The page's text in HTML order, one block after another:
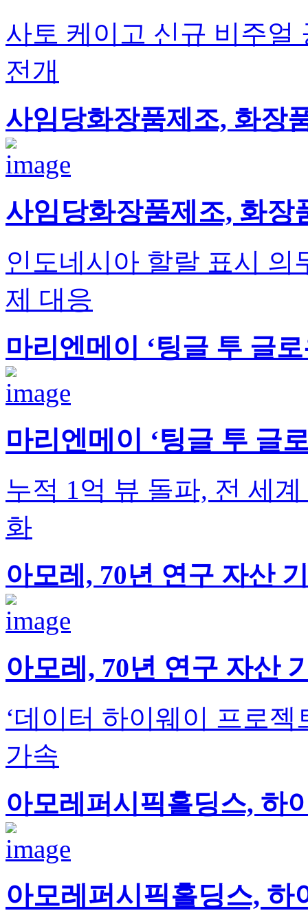
사토 케이고 신규 비주얼
전개
사임당화장품제조, 화장
사임당화장품제조, 화장
인도네시아 할랄 표시 의
제 대응
마리엔메이 ‘팅글 투 글
마리엔메이 ‘팅글 투 글
누적 1억 뷰 돌파, 전 세
화
아모레, 70년 연구 자산
아모레, 70년 연구 자산
‘데이터 하이웨이 프로
가속
아모레퍼시픽홀딩스, 하
아모레퍼시픽홀딩스,